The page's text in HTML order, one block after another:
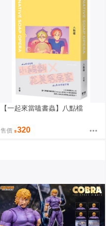
【一起來當嗑書蟲】八點檔
售價 320